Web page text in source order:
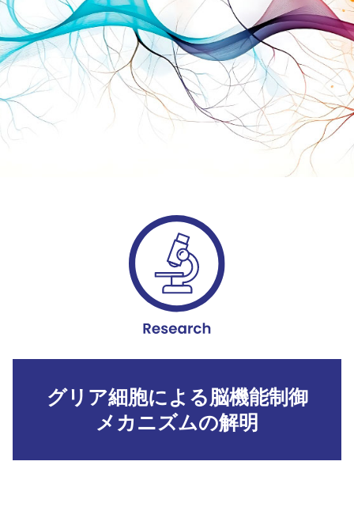
グリア細胞による脳機能制御
メカニズムの解明